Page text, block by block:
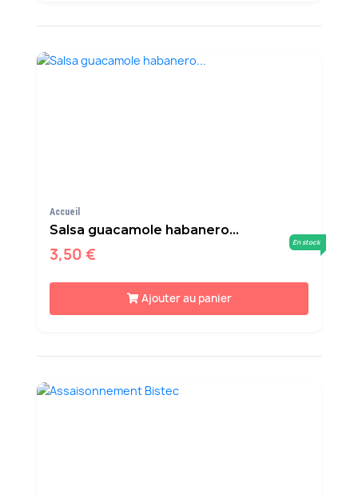
Accueil
Salsa guacamole habanero...
3,50 €
En stock
Ajouter au panier